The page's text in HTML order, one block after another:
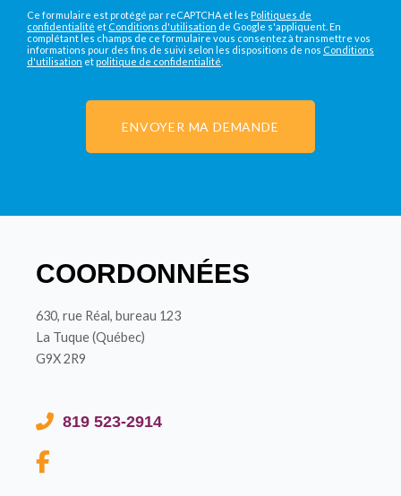
Ce formulaire est protégé par reCAPTCHA et les Politiques de
confidentialité et Conditions d'utilisation de Google s'appliquent. En
complétant les champs de ce formulaire vous consentez à transmettre vos
informations pour des fins de suivi selon les dispositions de nos Conditions
d'utilisation etpolitique de confidentialité
ENVOYER MA DEMANDE
COORDONNÉES
630, rue Réal, bureau 123
La Tuque (Québec)
G9X 2R9
819 523-2914